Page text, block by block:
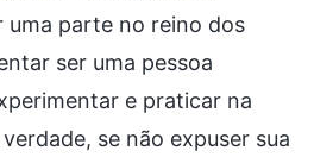
uma parte no reino dos
ser uma pessoa
e praticar na
se não expuser sua